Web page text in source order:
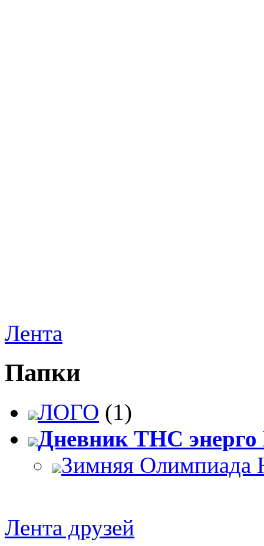
Лента
Папки
ЛОГО (1)
Дневник ТНС
Зимняя Олимпиада
Лента друзей